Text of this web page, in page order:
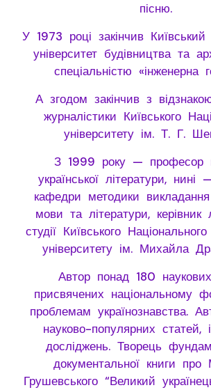
пісню.
У 1973 році закінчив Київський
університет будівництва та
спеціальністю «інженерна
А згодом закінчив з
журналістики Київського
університету ім. Т. Г.
З 1999 року — професор
української літератури,
кафедри методики викладання
мови та літератури, керівник
студії Київського Національного
університету ім. Михайла
Автор понад 180
присвячених національному
проблемам українознавства.
науково-популярних статей,
досліджень. Творець
документальної книги про
Грушевського “Великий